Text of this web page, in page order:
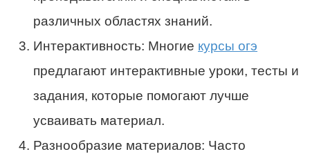
различных областях знаний.
Интерактивность: Многие курсы огэ
предлагают интерактивные уроки, тесты и
задания, которые помогают лучше
усваивать материал.
Разнообразие материалов: Часто